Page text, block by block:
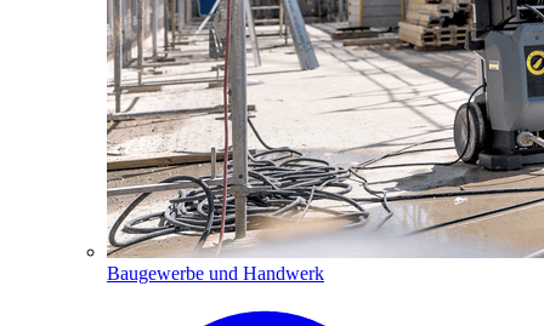
Baugewerbe und Handwerk